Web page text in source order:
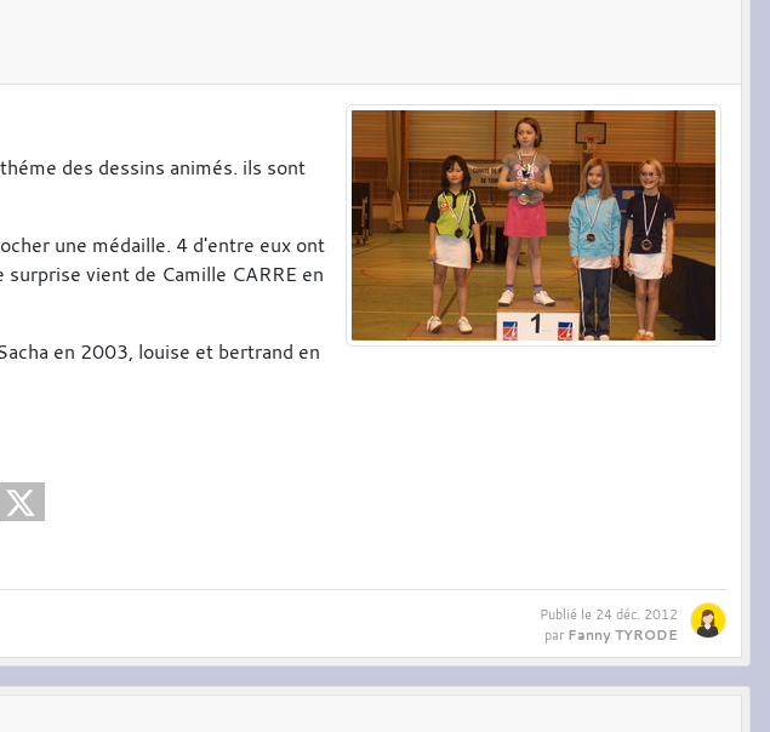
des dessins animés. ils sont
une médaille. 4 d'entre eux ont
vient de Camille CARRE en
en 2003, louise et bertrand en
Publié le 24 déc. 2012
par Fanny TYRODE